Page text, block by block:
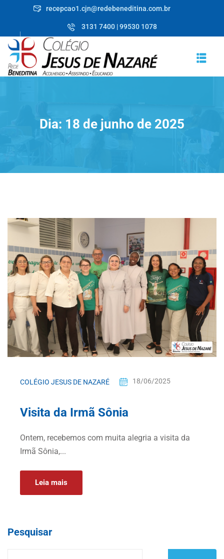
content
recepcao1.cjn@redebeneditina.com.br
3131 7400 | 99530 1078
Dia: 18 de junho de 2025
COLÉGIO JESUS DE NAZARÉ 18/06/2025
Visita da Irmã Sônia
Ontem, recebemos com muita alegria a visita da
Irmã Sônia,...
Leia mais
Pesquisar